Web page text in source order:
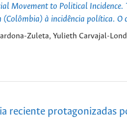
Movement to Political
à incidência política.
Zuleta, Yulieth Carvajal-
reciente protagonizadas